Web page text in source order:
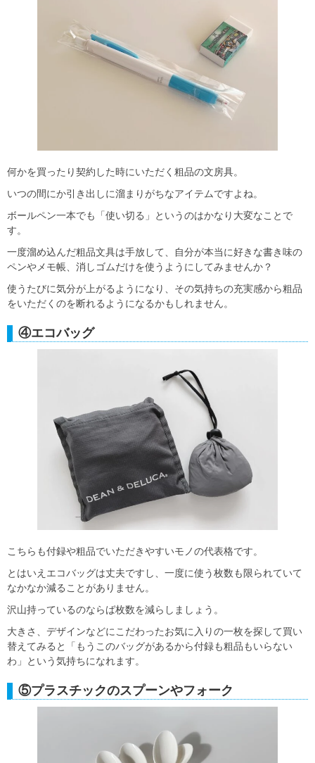
何かを買ったり契約した時にいただく粗品の文房具。
いつの間にか引き出しに溜まりがちなアイテムですよね。
ボールペン一本でも「使い切る」というのはかなり大変なことで
す。
一度溜め込んだ粗品文具は手放して、自分が本当に好きな書き味の
ペンやメモ帳、消しゴムだけを使うようにしてみませんか？
使うたびに気分が上がるようになり、その気持ちの充実感から粗品
をいただくのを断れるようになるかもしれません。
④エコバッグ
こちらも付録や粗品でいただきやすいモノの代表格です。
とはいえエコバッグは丈夫ですし、一度に使う枚数も限られていて
なかなか減ることがありません。
沢山持っているのならば枚数を減らしましょう。
大きさ、デザインなどにこだわったお気に入りの一枚を探して買い
替えてみると「もうこのバッグがあるから付録も粗品もいらない
わ」という気持ちになれます。
⑤プラスチックのスプーンやフォーク